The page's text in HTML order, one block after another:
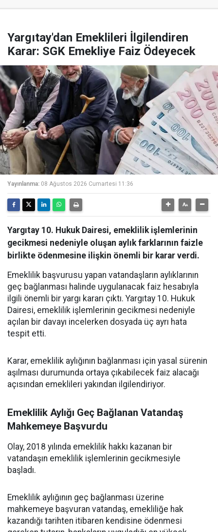
Yargıtay'dan Emeklileri İlgilendiren
Karar: SGK Emekliye Faiz Ödeyecek
Yayınlanma: 08 Ağustos 2026 Cumartesi 11:36
Yargıtay 10. Hukuk Dairesi, emeklilik işlemlerinin
gecikmesi nedeniyle oluşan aylık farklarının faizle
birlikte ödenmesine ilişkin önemli bir karar verdi.
Emeklilik başvurusu yapan vatandaşların aylıklarının
geç bağlanması halinde uygulanacak faiz hesabıyla
ilgili önemli bir yargı kararı çıktı. Yargıtay 10. Hukuk
Dairesi, emeklilik işlemlerinin gecikmesi nedeniyle
açılan bir davayı incelerken dosyada üç ayrı hata
tespit etti.
Karar, emeklilik aylığının bağlanması için yasal sürenin
aşılması durumunda ortaya çıkabilecek faiz alacağı
açısından emeklileri yakından ilgilendiriyor.
Emeklilik Aylığı Geç Bağlanan Vatandaş
Mahkemeye Başvurdu
Olay, 2018 yılında emeklilik hakkı kazanan bir
vatandaşın emeklilik işlemlerinin gecikmesiyle
başladı.
Emeklilik aylığının geç bağlanması üzerine
mahkemeye başvuran vatandaş, emekliliğe hak
kazandığı tarihten itibaren kendisine ödenmesi